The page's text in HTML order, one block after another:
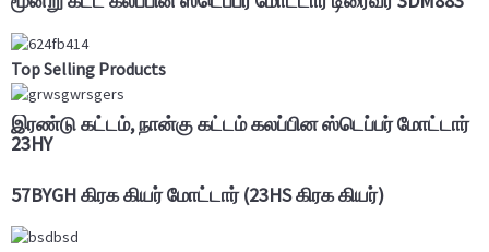
Top Selling Products
இரண்டு கட்டம், நான்கு கட்டம் கலப்பின ஸ்டெப்பர் மோட்டார்
23HY
57BYGH கிரக கியர் மோட்டார் (23HS கிரக கியர்)